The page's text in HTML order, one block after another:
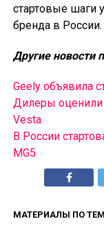
стартовые шаги
бренда в России.
Другие новости
Geely объявила
Дилеры оценили
Vesta
В России
MG5
МАТЕРИАЛЫ ПО